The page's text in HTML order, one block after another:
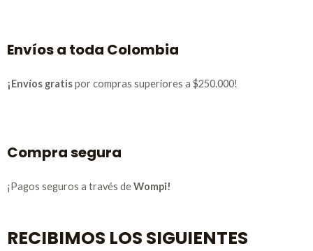
Envíos a toda Colombia
¡Envíos gratispor compras superiores a $250.000!
Compra segura
¡Pagos seguros a través deWompi!
RECIBIMOS LOS SIGUIENTES